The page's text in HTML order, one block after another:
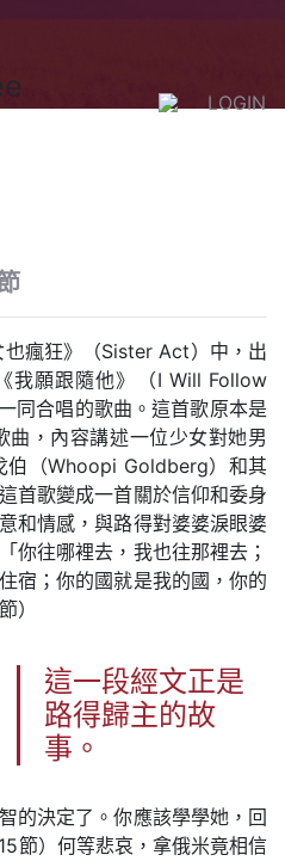
LOGIN
瘋狂》（Sister Act）中，出
我願跟隨他》（I Will Follow
同合唱的歌曲。這首歌原本是
曲，內容講述一位少女對她男
伯（Whoopi Goldberg）和其
首歌變成一首關於信仰和委身
和情感，與路得對婆婆淚眼婆
你往哪裡去，我也往那裡去；
宿；你的國就是我的國，你的
）
這一段經文正是
路得歸主的故
事。
的決定了。你應該學學她，回
節）何等悲哀，拿俄米竟相信